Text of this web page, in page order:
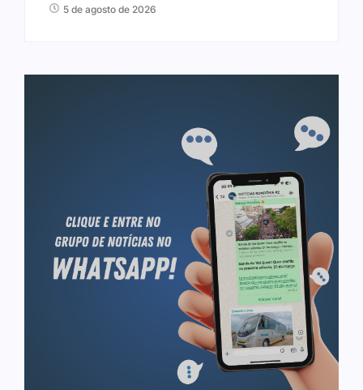
5 de agosto de 2026